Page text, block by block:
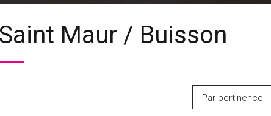
Maur / Buisson
Par pertinence